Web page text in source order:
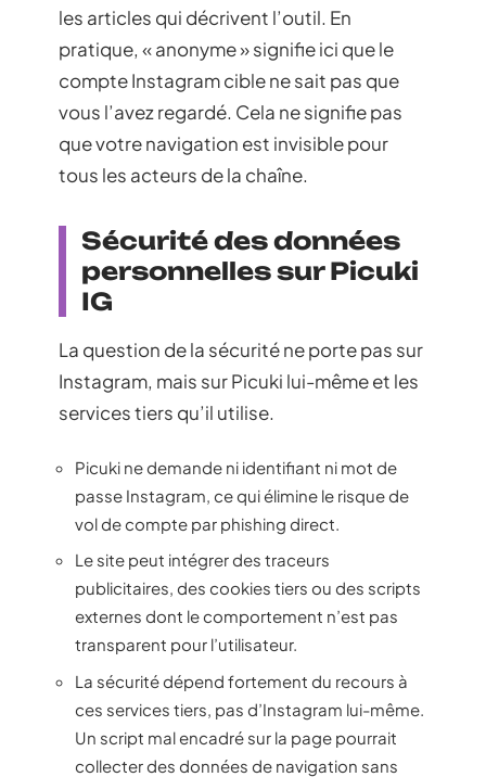
les articles qui décrivent l’outil. En
pratique, « anonyme » signifie ici que le
compte Instagram cible ne sait pas que
vous l’avez regardé. Cela ne signifie pas
que votre navigation est invisible pour
tous les acteurs de la chaîne.
Sécurité des données
personnelles sur Picuki
IG
La question de la sécurité ne porte pas sur
Instagram, mais sur Picuki lui-même et les
services tiers qu’il utilise.
Picuki ne demande ni identifiant ni mot de
passe Instagram, ce qui élimine le risque de
vol de compte par phishing direct.
Le site peut intégrer des traceurs
publicitaires, des cookies tiers ou des scripts
externes dont le comportement n’est pas
transparent pour l’utilisateur.
La sécurité dépend fortement du recours à
ces services tiers, pas d’Instagram lui-même.
Un script mal encadré sur la page pourrait
collecter des données de navigation sans